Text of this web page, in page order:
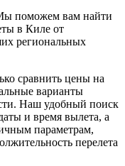
поможем вам найти
в Киле от
региональных
сравнить цены на
варианты
Наш удобный поиск
и время вылета, а
параметрам,
перелета